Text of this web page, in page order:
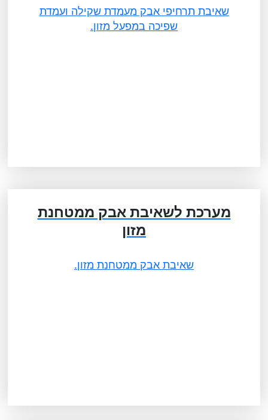
שאיבת תרחיפי אבק מעמדת שקילה ועמדת
שפיכה במפעל מזון.
מערכת לשאיבת אבק ממטחנת
מזון
שאיבת אבק ממטחנת מזון.